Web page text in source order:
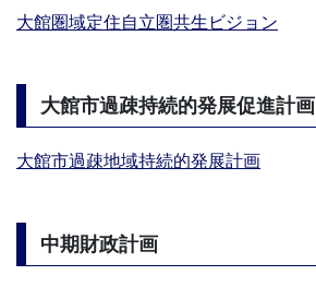
大館圏域定住自立圏共生ビジョン
大館市過疎持続的発展促進計画
大館市過疎地域持続的発展計画
中期財政計画